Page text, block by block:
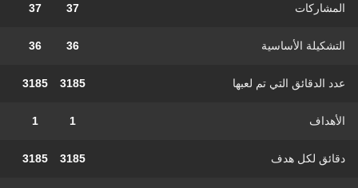
المشاركات 37
37
التشكيلة الأساسية 36
36
عدد الدقائق التي تم لعبها 3185
3185
الأهداف 1
1
دقائق لكل هدف 3185
3185